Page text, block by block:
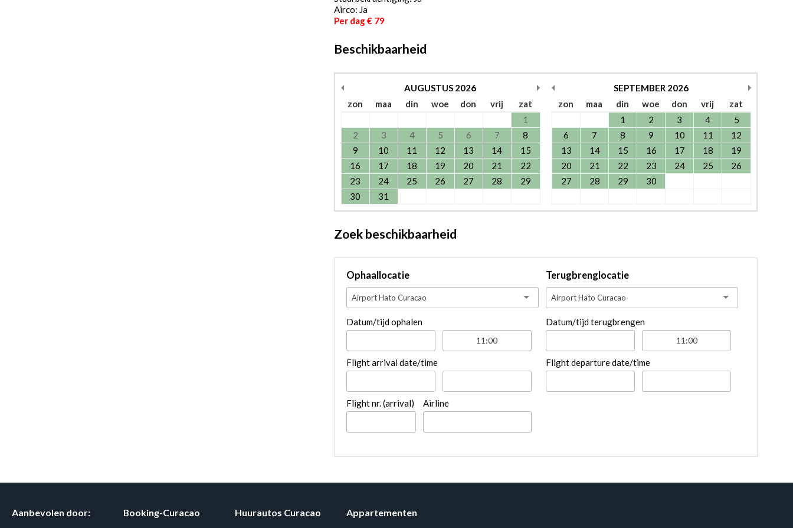
Airco: Ja
Per dag € 79
Beschikbaarheid
AUGUSTUS 2026
zon
maa din woe don vrij
zat
1
2
3 4 5 6 7
8
9
10 11 12 13 14
15
16
17 18 19 20 21
22
23
24 25 26 27 28
29
30
31
SEPTEMBER 2026
zon
maa din woe don vrij
zat
1
2 3 4
5
6
7 8 9 10 11
12
13
14 15 16 17 18
19
20
21 22 23 24 25
26
27
28 29 30
Zoek beschikbaarheid
Ophaallocatie
Airport Hato Curacao
Datum/tijd ophalen
Flight arrival date/time
Flight nr. (arrival) Airline
Terugbrenglocatie
Airport Hato Curacao
Datum/tijd terugbrengen
Flight departure date/time
Aanbevolen door: Booking-Curacao Huurautos Curacao Appartementen